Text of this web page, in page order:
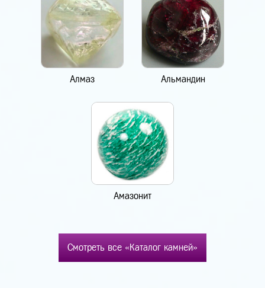
Алмаз Альмандин
Амазонит
Смотреть все «Каталог камней»